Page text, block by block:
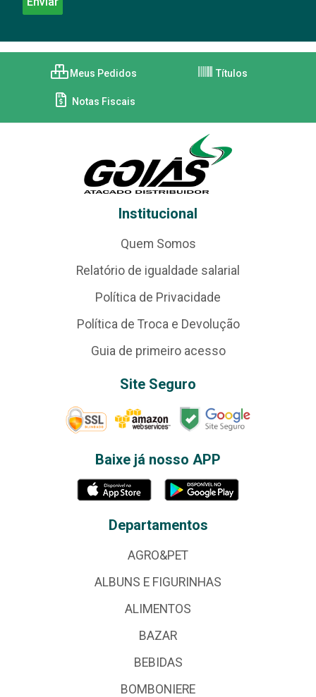
Meus Pedidos Títulos
Notas Fiscais
Institucional
Quem Somos
Relatório de igualdade salarial
Política de Privacidade
Política de Troca e Devolução
Guia de primeiro acesso
Site Seguro
Baixe já nosso APP
Departamentos
AGRO&PET
ALBUNS E FIGURINHAS
ALIMENTOS
BAZAR
BEBIDAS
BOMBONIERE